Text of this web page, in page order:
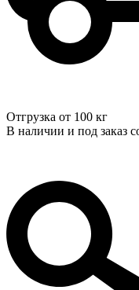
Отгрузка от 100 кг
В наличии и под заказ